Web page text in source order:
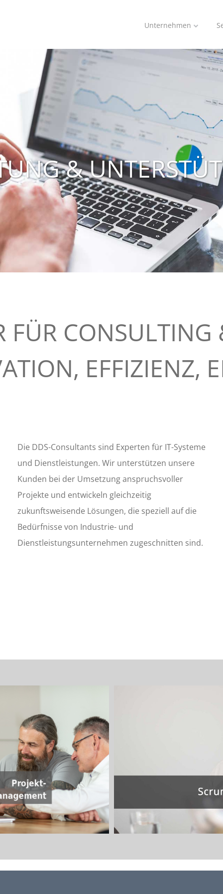
Unternehmen
&
FÜR CONSULTING
EFFIZIENZ,
Die DDS-Consultants sind Experten für IT-Systeme
und Dienstleistungen. Wir unterstützen unsere
Kunden bei der Umsetzung anspruchsvoller
Projekte und entwickeln gleichzeitig
zukunftsweisende Lösungen, die speziell auf die
Bedürfnisse von Industrie- und
Dienstleistungsunternehmen zugeschnitten sind.